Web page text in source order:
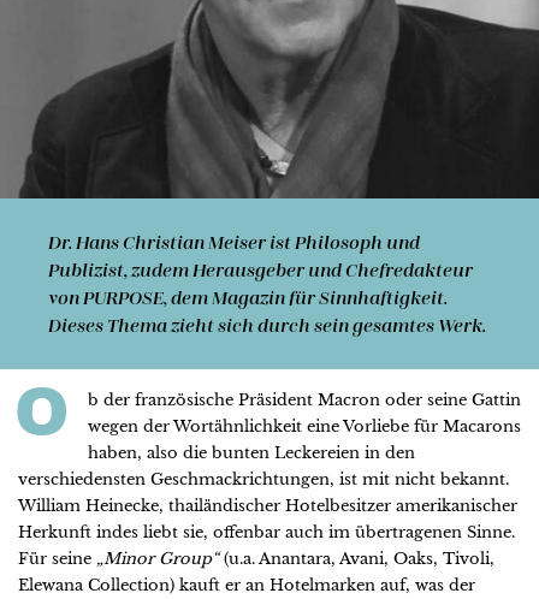
Dr. Hans Christian Meiser ist Philosoph und
Publizist, zudem Herausgeber und Chefredakteur
von PURPOSE, dem Magazin für Sinnhaftigkeit.
Dieses Thema zieht sich durch sein gesamtes Werk.
O
b der französische Präsident Macron oder seine Gattin
wegen der Wortähnlichkeit eine Vorliebe für Macarons
haben, also die bunten Leckereien in den
verschiedensten Geschmackrichtungen, ist mit nicht bekannt.
William Heinecke, thailändischer Hotelbesitzer amerikanischer
Herkunft indes liebt sie, offenbar auch im übertragenen Sinne.
Für seine „Minor Group“(u.a. Anantara, Avani, Oaks, Tivoli,
Elewana Collection) kauft er an Hotelmarken auf, was der